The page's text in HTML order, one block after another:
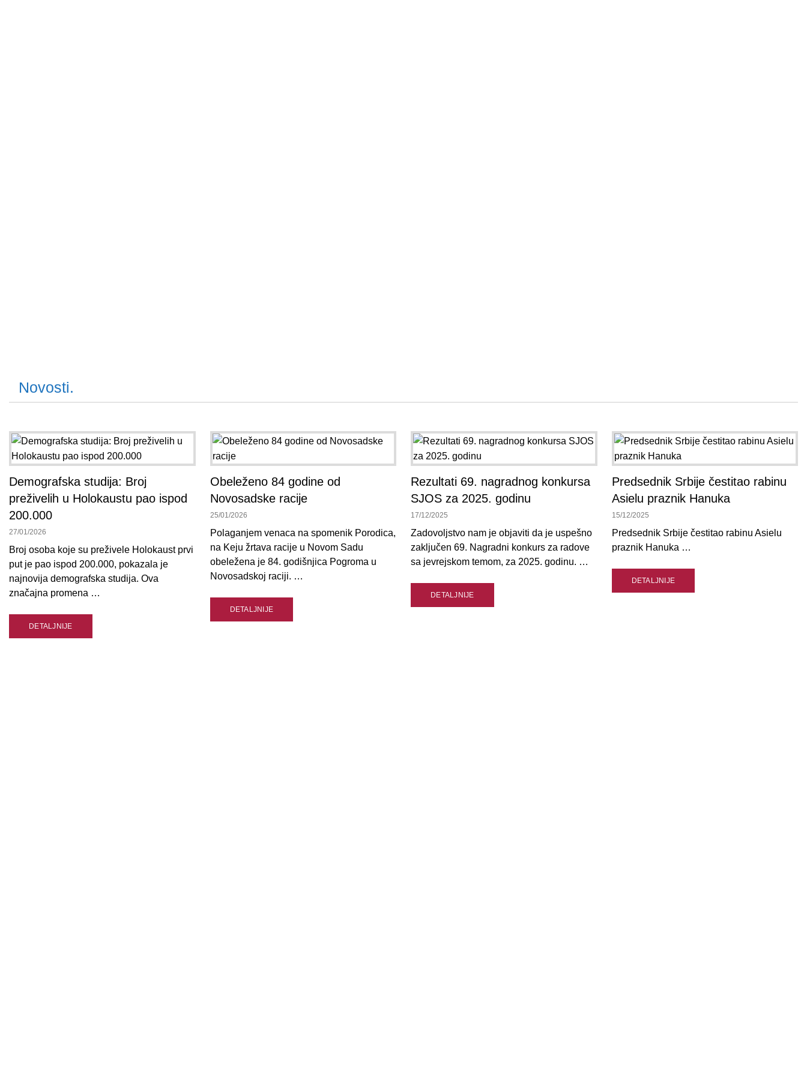
Novosti.
Demografska studija: Broj
preživelih u Holokaustu pao ispod
200.000
27/01/2026
Broj osoba koje su preživele Holokaust prvi
put je pao ispod 200.000, pokazala je
najnovija demografska studija. Ova
značajna promena …
DETALJNIJE
Obeleženo 84 godine od
Novosadske racije
25/01/2026
Polaganjem venaca na spomenik Porodica,
na Keju žrtava racije u Novom Sadu
obeležena je 84. godišnjica Pogroma u
Novosadskoj raciji. …
DETALJNIJE
Rezultati 69. nagradnog konkursa
SJOS za 2025. godinu
17/12/2025
Zadovoljstvo nam je objaviti da je uspešno
zaključen 69. Nagradni konkurs za radove
sa jevrejskom temom, za 2025. godinu. …
DETALJNIJE
Predsednik Srbije čestitao rabinu
Asielu praznik Hanuka
15/12/2025
Predsednik Srbije čestitao rabinu Asielu
praznik Hanuka …
DETALJNIJE